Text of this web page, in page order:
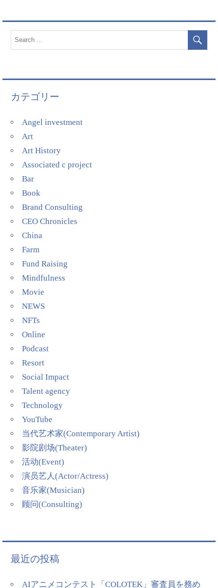
カテゴリー
Angel investment
Art
Art History
Associated c project
Bar
Book
Brand Consulting
CEO Chronicles
China
Farm
Fund Raising
Mindfulness
Movie
NEWS
NFTs
Online
Podcast
Resort
Social Impact
Talent agency
Technology
YouTube
当代艺术家(Contemporary Artist)
影院剧场(Theater)
活动(Event)
演员艺人(Actor/Actress)
音乐家(Musician)
顾问(Consulting)
最近の投稿
AIアニメコンテスト「COLOTEK」審査員を務め